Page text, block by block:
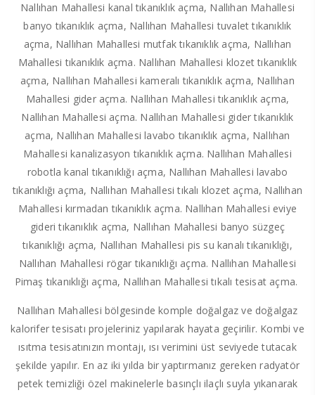
Nallıhan Mahallesi kanal tıkanıklık açma, Nallıhan Mahallesi
banyo tıkanıklık açma, Nallıhan Mahallesi tuvalet tıkanıklık
açma, Nallıhan Mahallesi mutfak tıkanıklık açma, Nallıhan
Mahallesi tıkanıklık açma. Nallıhan Mahallesi klozet tıkanıklık
açma, Nallıhan Mahallesi kameralı tıkanıklık açma, Nallıhan
Mahallesi gider açma. Nallıhan Mahallesi tıkanıklık açma,
Nallıhan Mahallesi açma. Nallıhan Mahallesi gider tıkanıklık
açma, Nallıhan Mahallesi lavabo tıkanıklık açma, Nallıhan
Mahallesi kanalizasyon tıkanıklık açma. Nallıhan Mahallesi
robotla kanal tıkanıklığı açma, Nallıhan Mahallesi lavabo
tıkanıklığı açma, Nallıhan Mahallesi tıkalı klozet açma, Nallıhan
Mahallesi kırmadan tıkanıklık açma. Nallıhan Mahallesi eviye
gideri tıkanıklık açma, Nallıhan Mahallesi banyo süzgeç
tıkanıklığı açma, Nallıhan Mahallesi pis su kanalı tıkanıklığı,
Nallıhan Mahallesi rögar tıkanıklığı açma. Nallıhan Mahallesi
Pimaş tıkanıklığı açma, Nallıhan Mahallesi tıkalı tesisat açma.
Nallıhan Mahallesi bölgesinde komple doğalgaz ve doğalgaz
kalorifer tesisatı projeleriniz yapılarak hayata geçirilir. Kombi ve
ısıtma tesisatınızın montajı, ısı verimini üst seviyede tutacak
şekilde yapılır. En az iki yılda bir yaptırmanız gereken radyatör
petek temizliği özel makinelerle basınçlı ilaçlı suyla yıkanarak